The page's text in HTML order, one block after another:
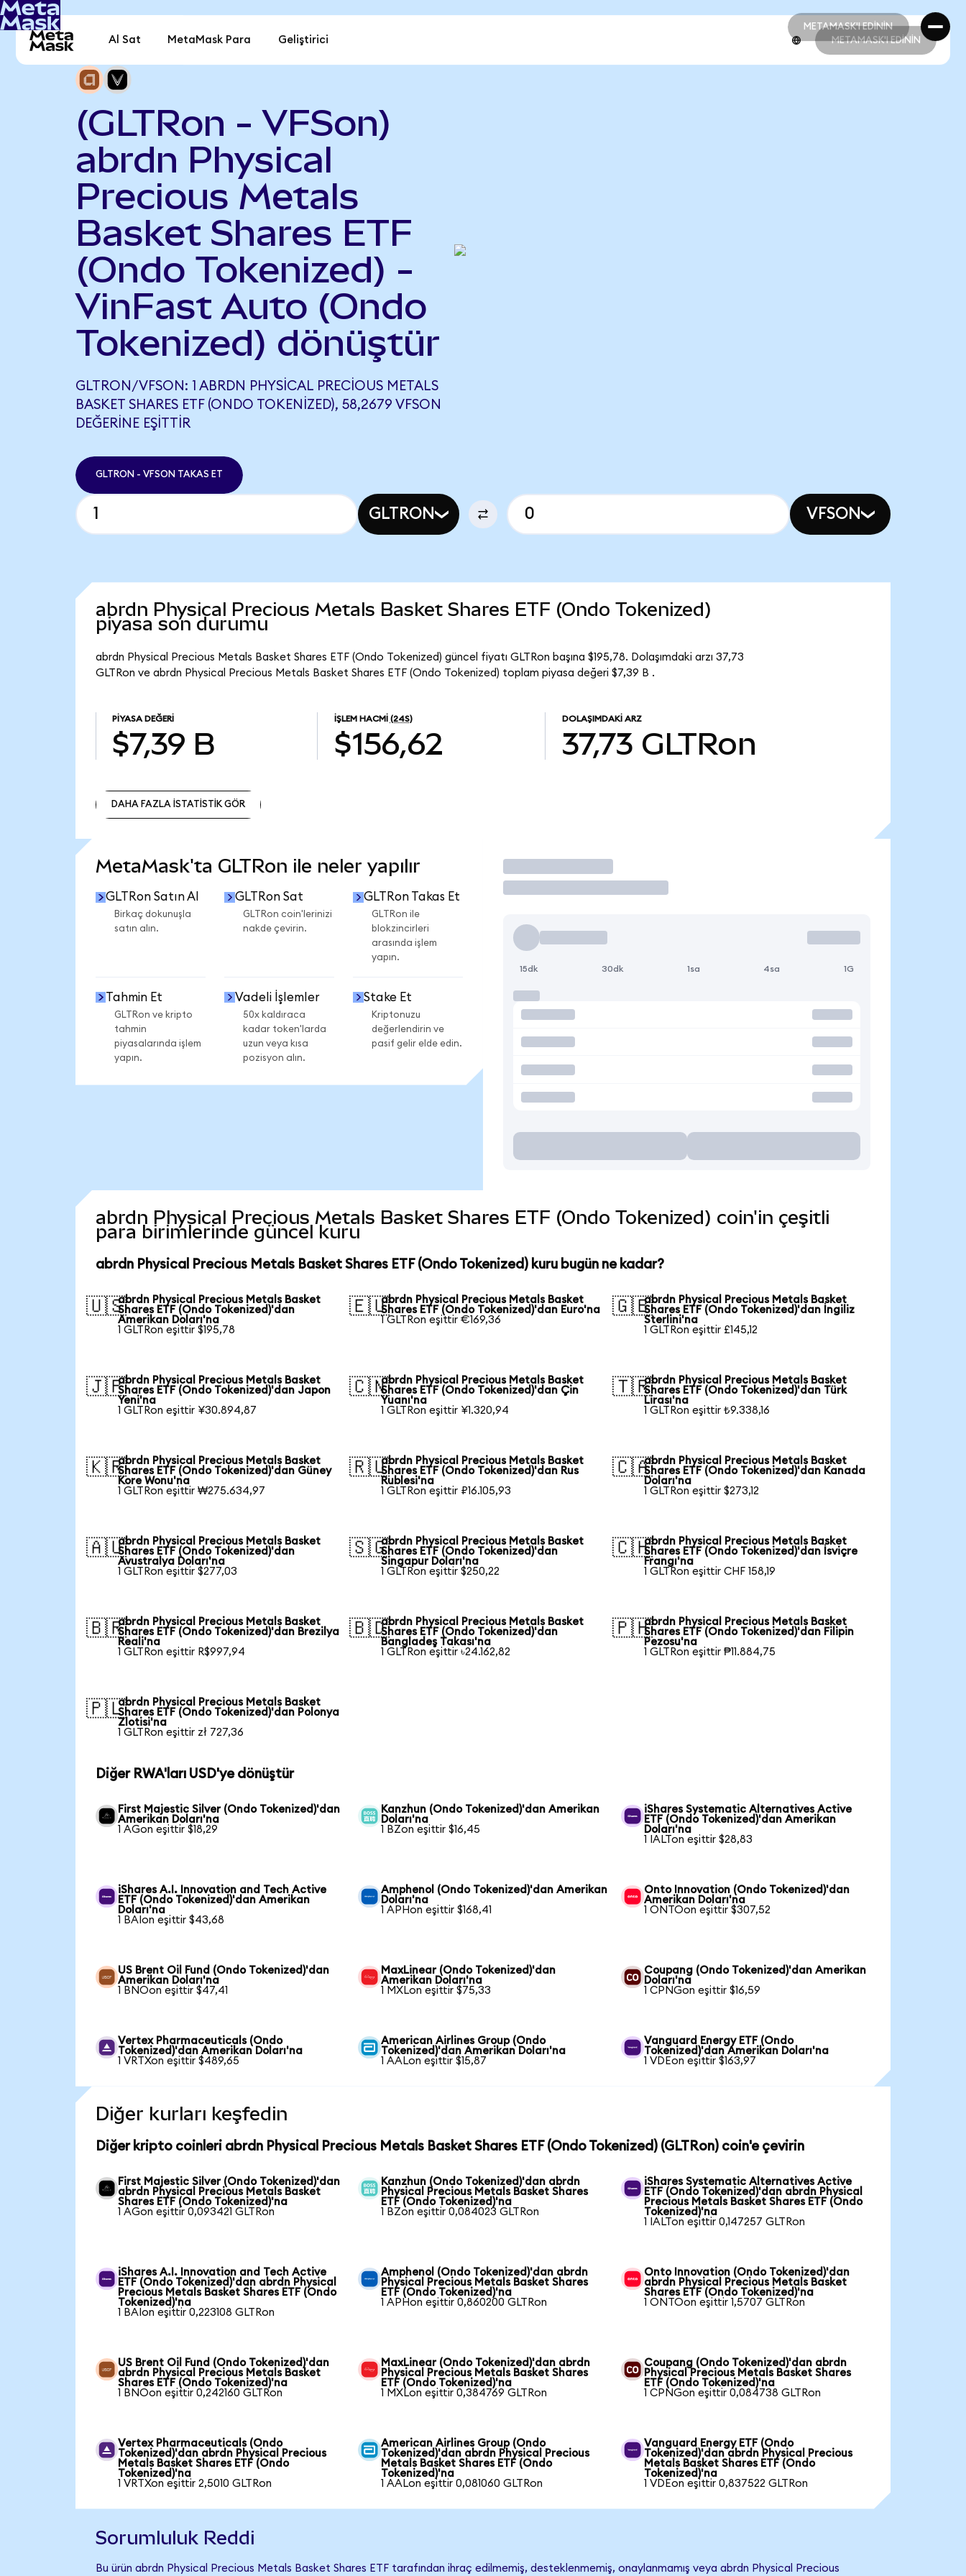
METAMASK'I EDİNİN
METAMASK'I EDİNİN
Al Sat MetaMask Para Geliştirici METAMASK'I EDİNİN
(GLTRon - VFSon)
abrdn Physical
Precious Metals
Basket Shares ETF
(Ondo Tokenized) -
VinFast Auto (Ondo
Tokenized) dönüştür
GLTRON/VFSON: 1 ABRDN PHYSICAL PRECIOUS METALS
BASKET SHARES ETF (ONDO TOKENIZED), 58,2679 VFSON
DEĞERINE EŞITTIR
GLTRON - VFSON TAKAS ET
GLTRON VFSON
abrdn Physical Precious Metals Basket Shares ETF (Ondo Tokenized)
piyasa son durumu
abrdn Physical Precious Metals Basket Shares ETF (Ondo Tokenized) güncel fiyatı GLTRon başına $195,78. Dolaşımdaki arzı 37,73
GLTRon ve abrdn Physical Precious Metals Basket Shares ETF (Ondo Tokenized) toplam piyasa değeri $7,39 B .
PIYASA DEĞERI
$7,39 B
İŞLEM HACMI (24S)
$156,62
DOLAŞIMDAKI ARZ
37,73 GLTRon
DAHA FAZLA İSTATİSTİK GÖR
MetaMask'ta GLTRon ile neler yapılır
GLTRon Satın Al
Birkaç dokunuşla
satın alın.
GLTRon Sat
GLTRon coin'lerinizi
nakde çevirin.
GLTRon Takas Et
GLTRon ile
blokzincirleri
arasında işlem
yapın.
Tahmin Et
GLTRon ve kripto
tahmin
piyasalarında işlem
yapın.
Vadeli İşlemler
50x kaldıraca
kadar token'larda
uzun veya kısa
pozisyon alın.
Stake Et
Kriptonuzu
değerlendirin ve
pasif gelir elde edin.
İşlem Yap
15dk 30dk 1sa 4sa 1G
abrdn Physical Precious Metals Basket Shares ETF (Ondo Tokenized) coin'in çeşitli
para birimlerinde güncel kuru
abrdn Physical Precious Metals Basket Shares ETF (Ondo Tokenized) kuru bugün ne kadar?
🇺🇸abrdn Physical Precious Metals Basket
Shares ETF (Ondo Tokenized)'dan
Amerikan Doları'na
1 GLTRon eşittir $195,78
🇪🇺abrdn Physical Precious Metals Basket
Shares ETF (Ondo Tokenized)'dan Euro'na
1 GLTRon eşittir €169,36
🇬🇧abrdn Physical Precious Metals Basket
Shares ETF (Ondo Tokenized)'dan İngiliz
Sterlini'na
1 GLTRon eşittir £145,12
🇯🇵abrdn Physical Precious Metals Basket
Shares ETF (Ondo Tokenized)'dan Japon
Yeni'na
1 GLTRon eşittir ¥30.894,87
🇨🇳abrdn Physical Precious Metals Basket
Shares ETF (Ondo Tokenized)'dan Çin
Yuanı'na
1 GLTRon eşittir ¥1.320,94
🇹🇷abrdn Physical Precious Metals Basket
Shares ETF (Ondo Tokenized)'dan Türk
Lirası'na
1 GLTRon eşittir ₺9.338,16
🇰🇷abrdn Physical Precious Metals Basket
Shares ETF (Ondo Tokenized)'dan Güney
Kore Wonu'na
1 GLTRon eşittir ₩275.634,97
🇷🇺abrdn Physical Precious Metals Basket
Shares ETF (Ondo Tokenized)'dan Rus
Rublesi'na
1 GLTRon eşittir ₽16.105,93
🇨🇦abrdn Physical Precious Metals Basket
Shares ETF (Ondo Tokenized)'dan Kanada
Doları'na
1 GLTRon eşittir $273,12
🇦🇺abrdn Physical Precious Metals Basket
Shares ETF (Ondo Tokenized)'dan
Avustralya Doları'na
1 GLTRon eşittir $277,03
🇸🇬abrdn Physical Precious Metals Basket
Shares ETF (Ondo Tokenized)'dan
Singapur Doları'na
1 GLTRon eşittir $250,22
🇨🇭abrdn Physical Precious Metals Basket
Shares ETF (Ondo Tokenized)'dan İsviçre
Frangı'na
1 GLTRon eşittir CHF 158,19
🇧🇷abrdn Physical Precious Metals Basket
Shares ETF (Ondo Tokenized)'dan Brezilya
Reali'na
1 GLTRon eşittir R$997,94
🇧🇩abrdn Physical Precious Metals Basket
Shares ETF (Ondo Tokenized)'dan
Bangladeş Takası'na
1 GLTRon eşittir ৳24.162,82
🇵🇭abrdn Physical Precious Metals Basket
Shares ETF (Ondo Tokenized)'dan Filipin
Pezosu'na
1 GLTRon eşittir ₱11.884,75
🇵🇱abrdn Physical Precious Metals Basket
Shares ETF (Ondo Tokenized)'dan Polonya
Zlotisi'na
1 GLTRon eşittir zł 727,36
Diğer RWA'ları USD'ye dönüştür
First Majestic Silver (Ondo Tokenized)'dan
Amerikan Doları'na
1 AGon eşittir $18,29
Kanzhun (Ondo Tokenized)'dan Amerikan
Doları'na
1 BZon eşittir $16,45
iShares Systematic Alternatives Active
ETF (Ondo Tokenized)'dan Amerikan
Doları'na
1 IALTon eşittir $28,83
iShares A.I. Innovation and Tech Active
ETF (Ondo Tokenized)'dan Amerikan
Doları'na
1 BAIon eşittir $43,68
Amphenol (Ondo Tokenized)'dan Amerikan
Doları'na
1 APHon eşittir $168,41
Onto Innovation (Ondo Tokenized)'dan
Amerikan Doları'na
1 ONTOon eşittir $307,52
US Brent Oil Fund (Ondo Tokenized)'dan
Amerikan Doları'na
1 BNOon eşittir $47,41
MaxLinear (Ondo Tokenized)'dan
Amerikan Doları'na
1 MXLon eşittir $75,33
Coupang (Ondo Tokenized)'dan Amerikan
Doları'na
1 CPNGon eşittir $16,59
Vertex Pharmaceuticals (Ondo
Tokenized)'dan Amerikan Doları'na
1 VRTXon eşittir $489,65
American Airlines Group (Ondo
Tokenized)'dan Amerikan Doları'na
1 AALon eşittir $15,87
Vanguard Energy ETF (Ondo
Tokenized)'dan Amerikan Doları'na
1 VDEon eşittir $163,97
Diğer kurları keşfedin
Diğer kripto coinleri abrdn Physical Precious Metals Basket Shares ETF (Ondo Tokenized) (GLTRon) coin'e çevirin
First Majestic Silver (Ondo Tokenized)'dan
abrdn Physical Precious Metals Basket
Shares ETF (Ondo Tokenized)'na
1 AGon eşittir 0,093421 GLTRon
Kanzhun (Ondo Tokenized)'dan abrdn
Physical Precious Metals Basket Shares
ETF (Ondo Tokenized)'na
1 BZon eşittir 0,084023 GLTRon
iShares Systematic Alternatives Active
ETF (Ondo Tokenized)'dan abrdn Physical
Precious Metals Basket Shares ETF (Ondo
Tokenized)'na
1 IALTon eşittir 0,147257 GLTRon
iShares A.I. Innovation and Tech Active
ETF (Ondo Tokenized)'dan abrdn Physical
Precious Metals Basket Shares ETF (Ondo
Tokenized)'na
1 BAIon eşittir 0,223108 GLTRon
Amphenol (Ondo Tokenized)'dan abrdn
Physical Precious Metals Basket Shares
ETF (Ondo Tokenized)'na
1 APHon eşittir 0,860200 GLTRon
Onto Innovation (Ondo Tokenized)'dan
abrdn Physical Precious Metals Basket
Shares ETF (Ondo Tokenized)'na
1 ONTOon eşittir 1,5707 GLTRon
US Brent Oil Fund (Ondo Tokenized)'dan
abrdn Physical Precious Metals Basket
Shares ETF (Ondo Tokenized)'na
1 BNOon eşittir 0,242160 GLTRon
MaxLinear (Ondo Tokenized)'dan abrdn
Physical Precious Metals Basket Shares
ETF (Ondo Tokenized)'na
1 MXLon eşittir 0,384769 GLTRon
Coupang (Ondo Tokenized)'dan abrdn
Physical Precious Metals Basket Shares
ETF (Ondo Tokenized)'na
1 CPNGon eşittir 0,084738 GLTRon
Vertex Pharmaceuticals (Ondo
Tokenized)'dan abrdn Physical Precious
Metals Basket Shares ETF (Ondo
Tokenized)'na
1 VRTXon eşittir 2,5010 GLTRon
American Airlines Group (Ondo
Tokenized)'dan abrdn Physical Precious
Metals Basket Shares ETF (Ondo
Tokenized)'na
1 AALon eşittir 0,081060 GLTRon
Vanguard Energy ETF (Ondo
Tokenized)'dan abrdn Physical Precious
Metals Basket Shares ETF (Ondo
Tokenized)'na
1 VDEon eşittir 0,837522 GLTRon
Sorumluluk Reddi
Bu ürün abrdn Physical Precious Metals Basket Shares ETF tarafından ihraç edilmemiş, desteklenmemiş, onaylanmamış veya abrdn Physical Precious